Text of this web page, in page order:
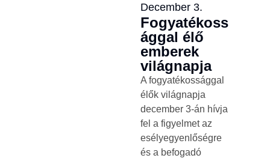
December 3.
Fogyatékoss
ággal élő
emberek
világnapja
A fogyatékossággal
élők világnapja
december 3-án hívja
fel a figyelmet az
esélyegyenlőségre
és a befogadó